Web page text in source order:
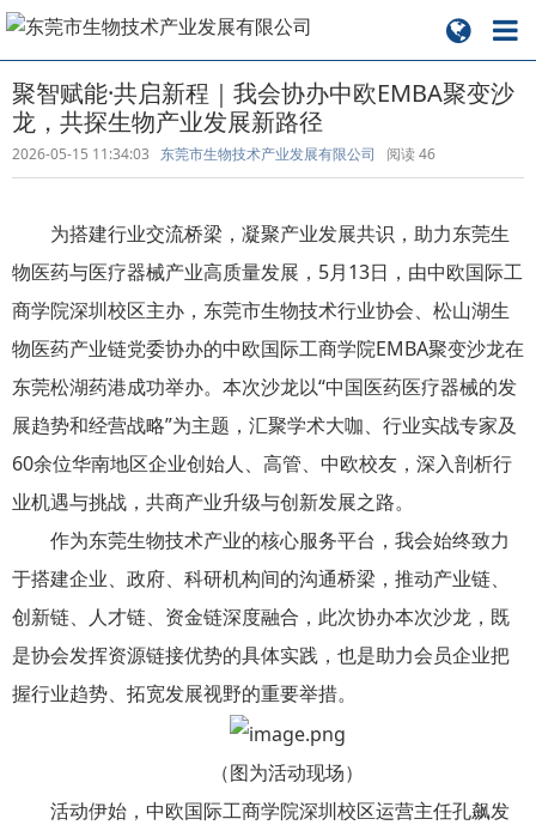
聚智赋能·共启新程｜我会协办中欧EMBA聚变沙
龙，共探生物产业发展新路径
2026-05-15 11:34:03 东莞市生物技术产业发展有限公司 阅读46
为搭建行业交流桥梁，凝聚产业发展共识，助力东莞生
物医药与医疗器械产业高质量发展，5月13日，由中欧国际工
商学院深圳校区主办，东莞市生物技术行业协会、松山湖生
物医药产业链党委协办的中欧国际工商学院EMBA聚变沙龙在
东莞松湖药港成功举办。本次沙龙以“中国医药医疗器械的发
展趋势和经营战略”为主题，汇聚学术大咖、行业实战专家及
60余位华南地区企业创始人、高管、中欧校友，深入剖析行
业机遇与挑战，共商产业升级与创新发展之路。
作为东莞生物技术产业的核心服务平台，我会始终致力
于搭建企业、政府、科研机构间的沟通桥梁，推动产业链、
创新链、人才链、资金链深度融合，此次协办本次沙龙，既
是协会发挥资源链接优势的具体实践，也是助力会员企业把
握行业趋势、拓宽发展视野的重要举措。
（图为活动现场）
活动伊始，中欧国际工商学院深圳校区运营主任孔飙发